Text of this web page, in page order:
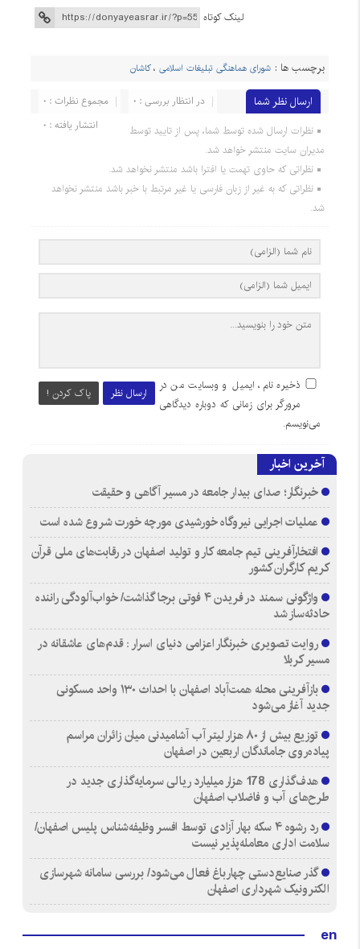
لینک کوتاه
برچسب ها : شورای هماهنگی تبلیغات اسلامی ،کاشان
ارسال نظر شما مجموع نظرات : 0
در انتظار بررسی : 0
انتشار یافته : 0
نظرات ارسال شده توسط شما، پس از تایید توسط
مدیران سایت منتشر خواهد شد.
نظراتی که حاوی تهمت یا افترا باشد منتشر نخواهد شد.
نظراتی که به غیر از زبان فارسی یا غیر مرتبط با خبر باشد منتشر نخواهد
شد.
ارسال نظر پاک کردن !
ذخیره نام، ایمیل و وبسایت من در
مرورگر برای زمانی که دوباره دیدگاهی
می‌نویسم.
آخرین اخبار
خبرنگار؛ صدای بیدار جامعه در مسیر آگاهی و حقیقت
عملیات اجرایی نیروگاه خورشیدی مورچه خورت شروع شده است
افتخارآفرینی تیم جامعه کار و تولید اصفهان در رقابت‌های ملی قرآن
کریم کارگران کشور
واژگونی سمند در فریدن ۴ فوتی برجا گذاشت/ خواب‌آلودگی راننده
حادثه‌ساز شد
روایت تصویری خبرنگار اعزامی دنیای اسرار : قدم‌های عاشقانه در
مسیر کربلا
بازآفرینی محله همت‌آباد اصفهان با احداث ۱۳۰ واحد مسکونی
جدید آغاز می‌شود
توزیع بیش از ۸۰ هزار لیتر آب آشامیدنی میان زائران مراسم
پیاده‌روی جاماندگان اربعین در اصفهان
هدف‌گذاری 178 هزار میلیارد ریالی سرمایه‌گذاری جدید در
طرح‌های آب و فاضلاب اصفهان
رد رشوه ۴ سکه بهار آزادی توسط افسر وظیفه‌شناس پلیس اصفهان/
سلامت اداری معامله‌پذیر نیست
گذر صنایع‌دستی چهارباغ فعال می‌شود/ بررسی سامانه شهرسازی
الکترونیک شهرداری اصفهان
en